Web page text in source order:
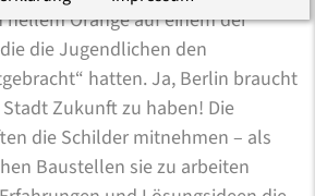
Orange auf einem der
die Jugendlichen den
hatten. Ja, Berlin braucht
Zukunft zu haben! Die
die Schilder mitnehmen – als
Baustellen sie zu arbeiten